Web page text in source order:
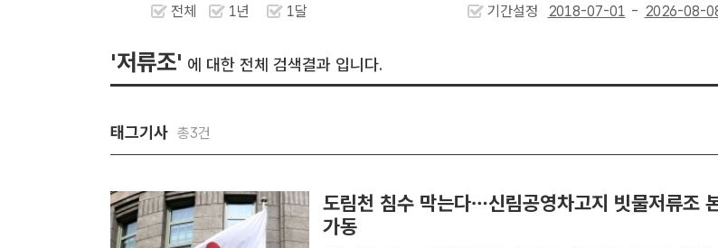
전체 1년 1달 기간설정 -
'저류조' 에 대한 전체 검색결과 입니다.
태그기사 총3건
도림천 침수 막는다…신림공영차고지 빗물저류조
가동